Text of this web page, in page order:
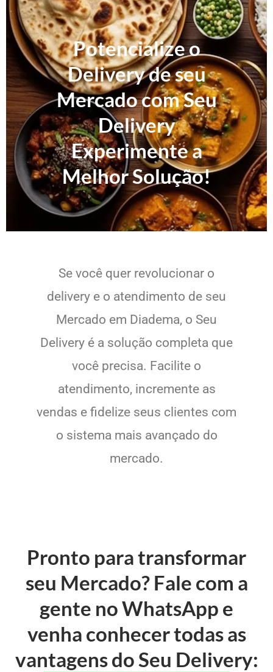
Potencialize o
Delivery de seu
Mercado com Seu
Delivery
Experimente a
Melhor Solução!
Se você quer revolucionar o
delivery e o atendimento de seu
Mercado em Diadema, o Seu
Delivery é a solução completa que
você precisa. Facilite o
atendimento, incremente as
vendas e fidelize seus clientes com
o sistema mais avançado do
mercado.
Pronto para transformar
seu Mercado? Fale com a
gente no WhatsApp e
venha conhecer todas as
vantagens do Seu Delivery: